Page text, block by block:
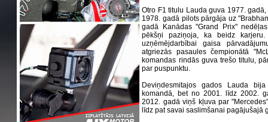
Otro F1 titulu Lauda guva 1977.
1978. gadā pilots pārgāja uz
gadā Kanādas "Grand Prix"
pēkšņi paziņoja, ka beidz
uzņēmējdarbībai gaisa
atgriezās pasaules čempionātā
komandas rindās guva trešo titulu,
par puspunktu.
Deviņdesmitajos gados Lauda
komandā, bet no 2001. līdz 2002.
2012. gadā viņš kļuva par
līdz pat savai saslimšanai pagājušajā